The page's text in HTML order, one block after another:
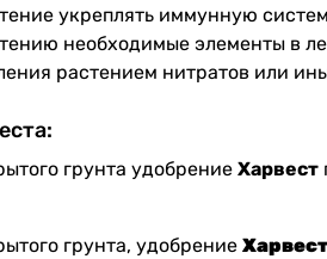
укреплять иммунную
необходимые элементы в
растением нитратов или
грунта удобрение Харвест
грунта, удобрение Харвест